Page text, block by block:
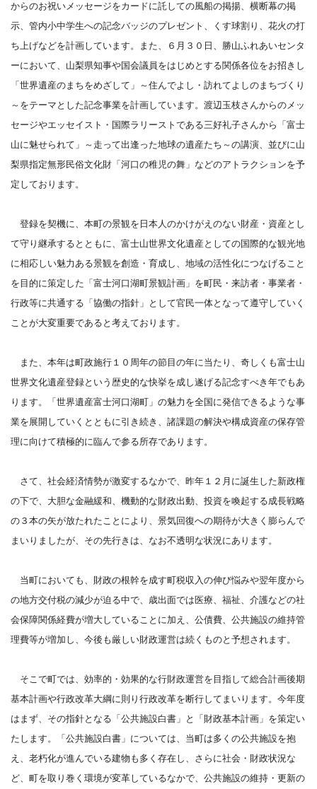
からのお祝いメッセージをカードに託しての風船の掲揚、横断幕の掲
示、管内小中学生への記念バッジのプレゼント、くす球割り、花火の打
ち上げなどを計画しています。また、６月３０日、勝山ふれあいセンタ
ーにおいて、山梨県知事や国会議員をはじめとする関係各位をお招きし
「世界遺産のまちをめざして」～住んでよし・訪れてよしのまちづくり
～をテーマとした記念事業を計画しています。渡辺玉枝さんからのメッ
セージやエッセイスト・国際ラリーストである三好礼子さんから「富士
山に魅せられて」～走って出逢った地球の遺産たち～の講演、並びに山
梨県指定無形民俗文化財「河口の稚児の舞」などのアトラクションを予
定しております。
登録を契機に、本町の景観を日本人のかけがえのない財産・資産とし
て守り継承するとともに、富士山世界文化遺産としての国際的な観光地
に相応しい魅力ある景観を創造・育成し、地域の活性化につなげること
を目的に策定した「富士河口湖町景観計画」を町民・来訪者・事業者・
行政等に共通する「協働の指針」として官民一体となって遵守していく
ことが大変重要であると考えております。
また、本年は町政施行１０周年の節目の年に当たり、奇しくも富士山
世界文化遺産登録という歴史的な快挙を成し遂げる記念すべき年でもあ
ります。「世界遺産富士河口湖町」の魅力を全国に発信できるような事
業を展開していくとともに引き続き、諸課題の解決や構成資産の保存管
理に向けて積極的に臨んで参る所存であります。
さて、社会経済情勢が激変するなかで、昨年１２月に誕生した新政権
の下で、大胆な金融緩和、機動的な財政出動、投資を喚起する成長戦略
の３本の矢が放たれたことにより、景気回復への期待が大きく膨らんで
まいりましたが、その先行きは、なお不透明な状況にあります。
当町においても、財政の根幹を成す町税収入の伸び悩みや翌年度から
の地方交付税の減少が迫る中で、歳出面では医療、福祉、介護などの社
会保障関係経費が増大していることに加え、公債費、公共施設の維持管
理費等が増加し、今後も厳しい財政運営は続くものと予想されます。
そこで町では、効率的・効果的な行財政運営を目指して総合計画後期
基本計画や行政改革大綱に則り行政改革を断行してまいります。今年度
はまず、その指針となる「公共施設白書」と「財政基本計画」を策定い
たします。「公共施設白書」については、当町は多くの公共施設を抱
え、老朽化が進んでいる建物も多く存在し、さらに社会・財政状況な
ど、町を取り巻く環境が変革しているなかで、公共施設の維持・更新の